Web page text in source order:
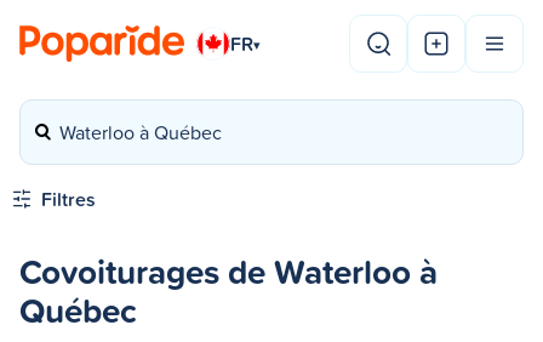
FR▾
Waterloo à Québec
Filtres
Covoiturages de Waterloo à
Québec